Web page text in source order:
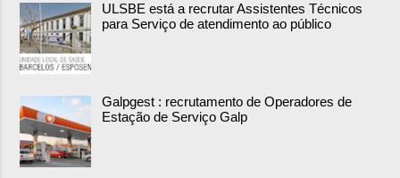
ULSBE está a recrutar Assistentes Técnicos
para Serviço de atendimento ao público
Galpgest : recrutamento de Operadores de
Estação de Serviço Galp